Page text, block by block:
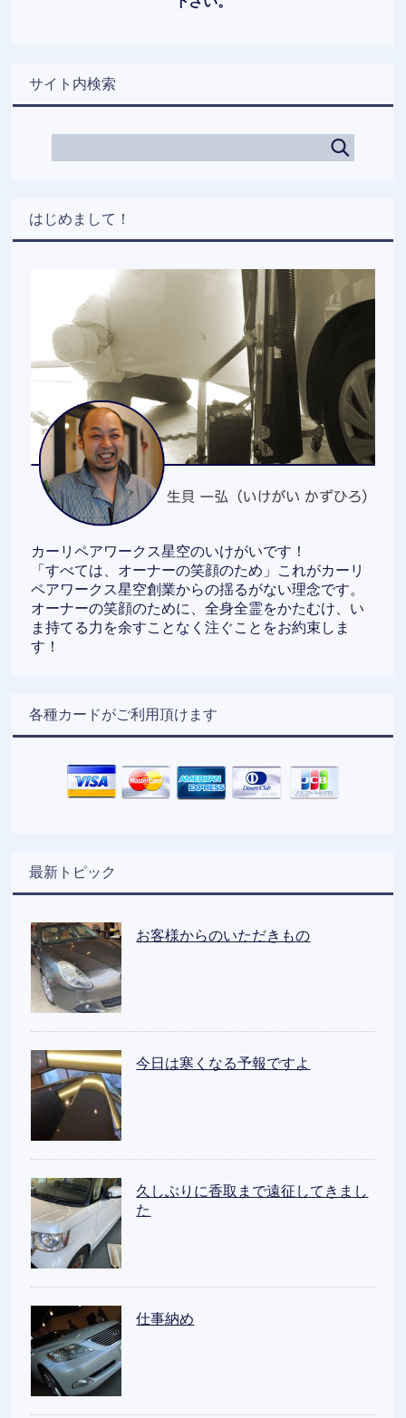
サイト内検索
はじめまして！
カーリペアワークス星空のいけがいです！
「すべては、オーナーの笑顔のため」これがカーリ
ペアワークス星空創業からの揺るがない理念です。
オーナーの笑顔のために、全身全霊をかたむけ、い
ま持てる力を余すことなく注ぐことをお約束しま
す！
各種カードがご利用頂けます
最新トピック
お客様からのいただきもの
今日は寒くなる予報ですよ
久しぶりに香取まで遠征してきまし
た
仕事納め